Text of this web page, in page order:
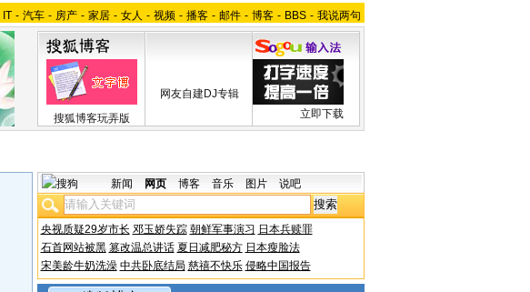
IT - 汽车 - 房产 - 家居 - 女人 - 视频 - 播客 - 邮件 - 博客 - BBS - 我说两句
搜狐博客玩弄版
网友自建DJ专辑
立即下载
新闻 网页 博客 音乐 图片 说吧
央视质疑29岁市长 邓玉娇失踪 朝鲜军事演习 日本兵赎罪
石首网站被黑 篡改温总讲话 夏日减肥秘方 日本瘦脸法
宋美龄牛奶洗澡 中共卧底结局 慈禧不快乐 侵略中国报告